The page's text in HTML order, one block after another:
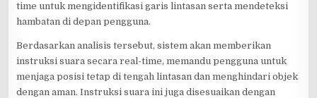
time untuk mengidentifikasi garis lintasan serta mendeteksi
hambatan di depan pengguna.
Berdasarkan analisis tersebut, sistem akan memberikan
instruksi suara secara real-time, memandu pengguna untuk
menjaga posisi tetap di tengah lintasan dan menghindari objek
dengan aman. Instruksi suara ini juga disesuaikan dengan